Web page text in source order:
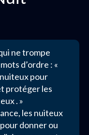
ne trompe
d’ordre : «
pour
protéger les
. »
les nuiteux
donner ou